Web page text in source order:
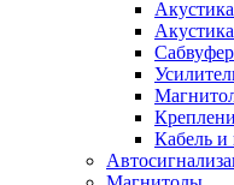
Кабель